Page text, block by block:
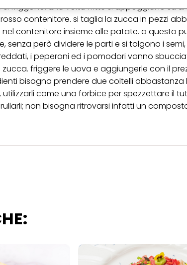
friggono. una volta fritte si appoggiano su
contenitore. si taglia la zucca in pezzi
contenitore insieme alle patate. a questo
però dividere le parti e si tolgono i semi,
i peperoni ed i pomodori vanno
friggere le uova e aggiungerle con il
bisogna prendere due coltelli abbastanza
come una forbice per spezzettare il
non bisogna ritrovarsi infatti un
altri media (di terzi) tramite i dispositivi assegnati a te o alla tua
delle campagne pubblicitarie.
sul trattamento dei tuoi dati nella nostra Informativa sulla
"Cookie, Pixel, Impronte digitali e tecnologie simili"). Puoi
il futuro disabilitando i cookie sul nostro sito web nella sezione
informazioni sui cookie utilizzati su questo sito Web, in
le informazioni dettagliate su ciascun cookie disponibili
maggiori informazioni sul trattamento dei tuoi dati / sull'uso
Cliccando su "Accetta tutto", acconsenti all'uso dei